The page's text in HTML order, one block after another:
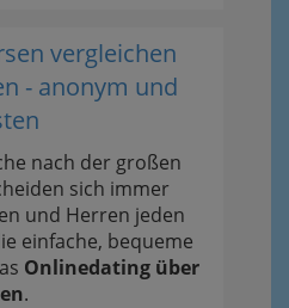
vergleichen
- anonym und
nach der großen
sich immer
und Herren jeden
einfache, bequeme
Onlinedating über
.